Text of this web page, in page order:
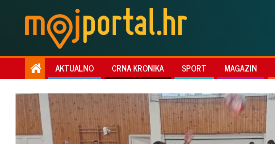
AKTUALNO CRNA KRONIKA SPORT MAGAZIN